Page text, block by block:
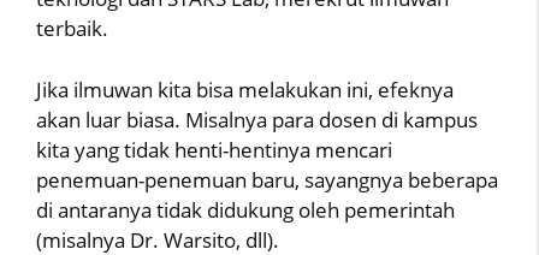
terbaik.
Jika ilmuwan kita bisa melakukan ini, efeknya
akan luar biasa. Misalnya para dosen di kampus
kita yang tidak henti-hentinya mencari
penemuan-penemuan baru, sayangnya beberapa
di antaranya tidak didukung oleh pemerintah
(misalnya Dr. Warsito, dll).